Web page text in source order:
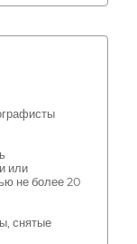
или
не более 20
снятые